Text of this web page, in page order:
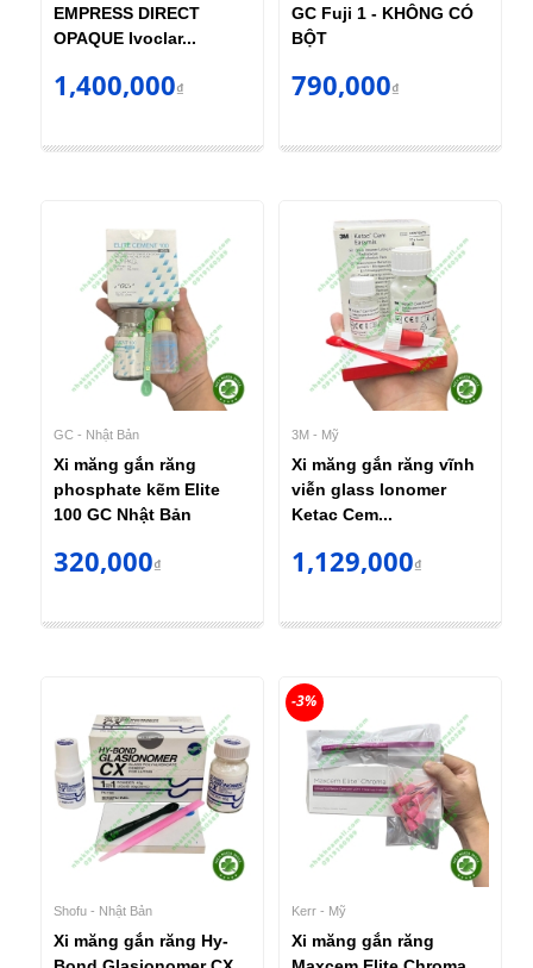
EMPRESS DIRECT
OPAQUE Ivoclar...
1,400,000₫
GC Fuji 1 - KHÔNG CÓ
BỘT
790,000₫
GC - Nhật Bản
Xi măng gắn răng
phosphate kẽm Elite
100 GC Nhật Bản
320,000₫
3M - Mỹ
Xi măng gắn răng vĩnh
viễn glass lonomer
Ketac Cem...
1,129,000₫
Shofu - Nhật Bản
Xi măng gắn răng Hy-
Kerr - Mỹ
Xi măng gắn răng
-3%